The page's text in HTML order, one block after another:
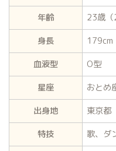
年齢
23歳（
身長
179cm
血液型
O型
星座
おとめ
出身地
東京都
特技
歌、ダ